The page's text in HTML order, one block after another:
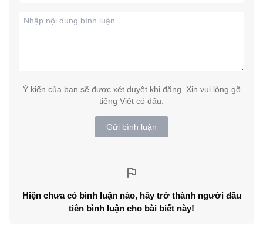
Ý kiến của bạn sẽ được xét duyệt khi đăng. Xin vui lòng gõ
tiếng Việt có dấu.
Gửi bình luận
Hiện chưa có bình luận nào, hãy trở thành người đầu
tiên bình luận cho bài biết này!